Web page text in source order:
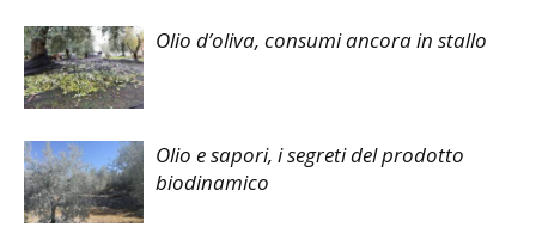
Olio d’oliva, consumi ancora in stallo
Olio e sapori, i segreti del prodotto
biodinamico